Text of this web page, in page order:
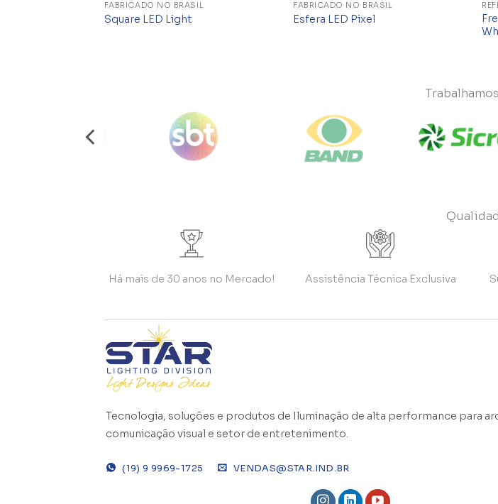
FABRICADO NO BRASIL
Square LED Light
FABRICADO NO BRASIL
Esfera LED Pixel
Há mais de 30 anos no Mercado! Assistência Técnica Exclusiva
Tecnologia, soluções e produtos de Iluminação de alta performance para
comunicação visual e setor de entretenimento.
(19) 9 9969-1725 VENDAS@STAR.IND.BR